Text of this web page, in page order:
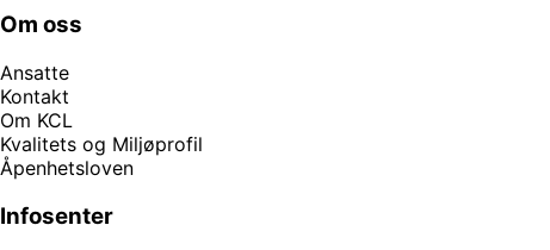
Om oss
Ansatte
Kontakt
Om KCL
Kvalitets og Miljøprofil
Åpenhetsloven
Infosenter